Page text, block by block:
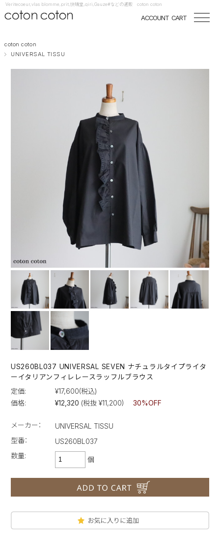
Veritecoeur,vlas blomme,prit,快晴堂,qiri,Gauze#などの通販 coton coton
ACCOUNT CART
coton coton
UNIVERSAL TISSU
US260BL037 UNIVERSAL SEVEN ナチュラルタイプライタ
ーイタリアンフィレレースラッフルブラウス
定価:
¥17,600(税込)
価格:
¥12,320 (税抜 ¥11,200) 30%OFF
メーカー：
UNIVERSAL TISSU
型番：
US260BL037
数量:
個